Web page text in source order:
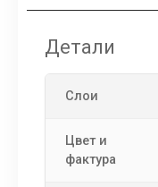
Детали
Слои
Цвет и
фактура